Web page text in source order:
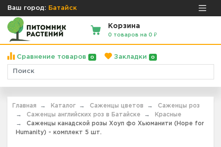
Ваш город: Батайск
Корзина
0 товаров на 0 ₽
Сравнение товаров 0 Закладки 0
Главная Каталог Саженцы цветов
Саженцы роз
Саженцы английских роз в Батайске
Красные
Саженцы канадской розы Хоуп фо Хьюманити (Hope for
Humanity) - комплект 5 шт.